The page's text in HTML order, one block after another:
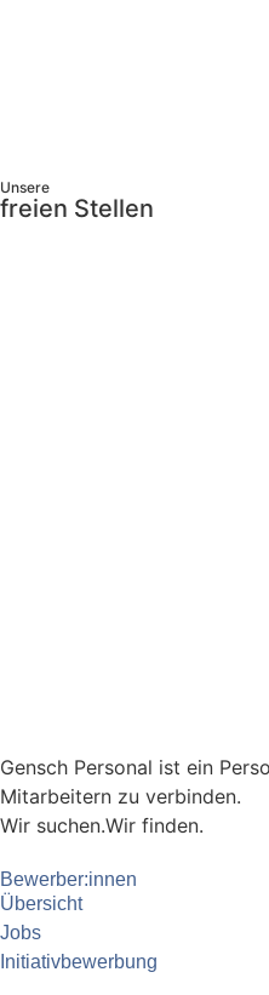
Unsere
freien Stellen
Gensch Personal ist ein
Mitarbeitern zu verbinden.
Wir suchen.Wir finden.
Bewerber:innen
Übersicht
Jobs
Initiativbewerbung